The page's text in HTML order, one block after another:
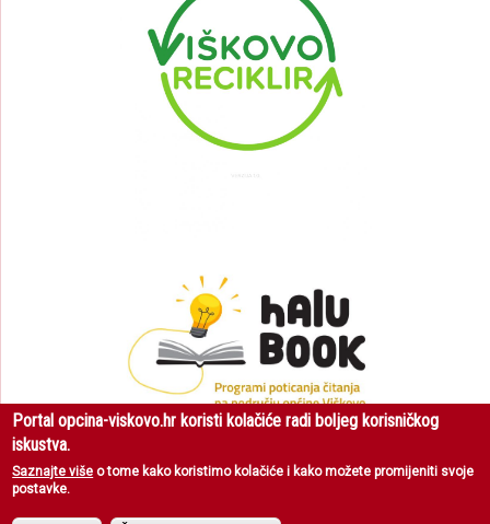
Portal opcina-viskovo.hr koristi kolačiće radi boljeg korisničkog
iskustva.
Saznajte više o tome kako koristimo kolačiće i kako možete promijeniti svoje
postavke.